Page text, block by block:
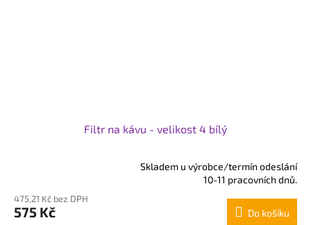
Filtr na kávu - velikost 4 bílý
produktu
je
Skladem u výrobce/termín odeslání
10-11 pracovních dnů.
475,21 Kč bez DPH
575 Kč Do košíku